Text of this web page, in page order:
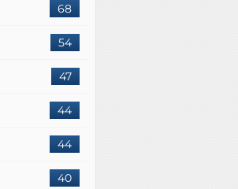
68
54
47
44
44
40